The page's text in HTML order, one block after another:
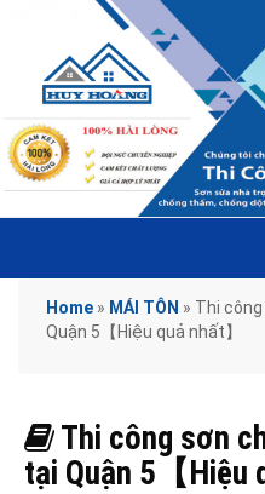
Home » MÁI TÔN » Thi
Quận 5【Hiệu quả nhất】
Thi công sơn
tại Quận 5【Hiệu